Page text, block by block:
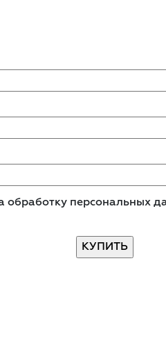
персональных